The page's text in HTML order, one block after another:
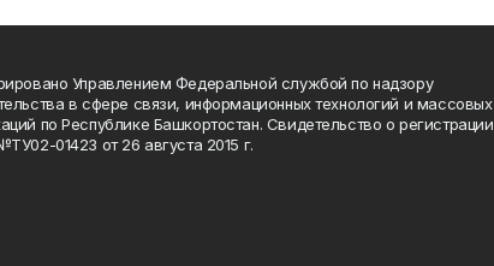
Управлением Федеральной службой по надзору
в сфере связи, информационных технологий и массовых
по Республике Башкортостан. Свидетельство о регистрации
01423 от 26 августа 2015 г.